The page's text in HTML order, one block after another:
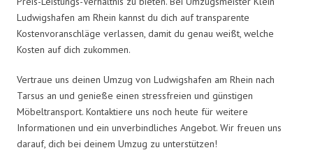
Ludwigshafen am Rhein kannst du dich auf transparente
Kostenvoranschläge verlassen, damit du genau weißt, welche
Kosten auf dich zukommen.
Vertraue uns deinen Umzug von Ludwigshafen am Rhein nach
Tarsus an und genieße einen stressfreien und günstigen
Möbeltransport. Kontaktiere uns noch heute für weitere
Informationen und ein unverbindliches Angebot. Wir freuen uns
darauf, dich bei deinem Umzug zu unterstützen!